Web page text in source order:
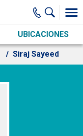
UBICACIONES
Siraj Sayeed